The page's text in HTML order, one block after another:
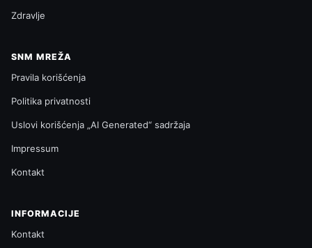
Zdravlje
SNM MREŽA
Pravila korišćenja
Politika privatnosti
Uslovi korišćenja „AI Generated“ sadržaja
Impressum
Kontakt
INFORMACIJE
Kontakt